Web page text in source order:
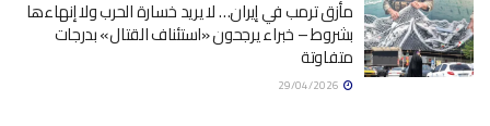
مأزق ترمب في إيران… لا يريد خسارة الحرب ولا إنهاءها
بشروط – خبراء يرجحون «استئناف القتال» بدرجات
متفاوتة